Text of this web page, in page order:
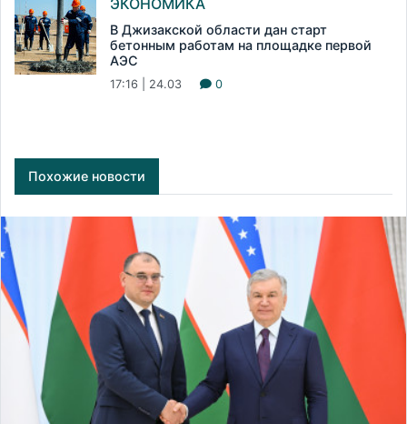
В Джизакской области дан старт
бетонным работам на площадке первой
АЭС
17:16 | 24.03 0
Похожие новости